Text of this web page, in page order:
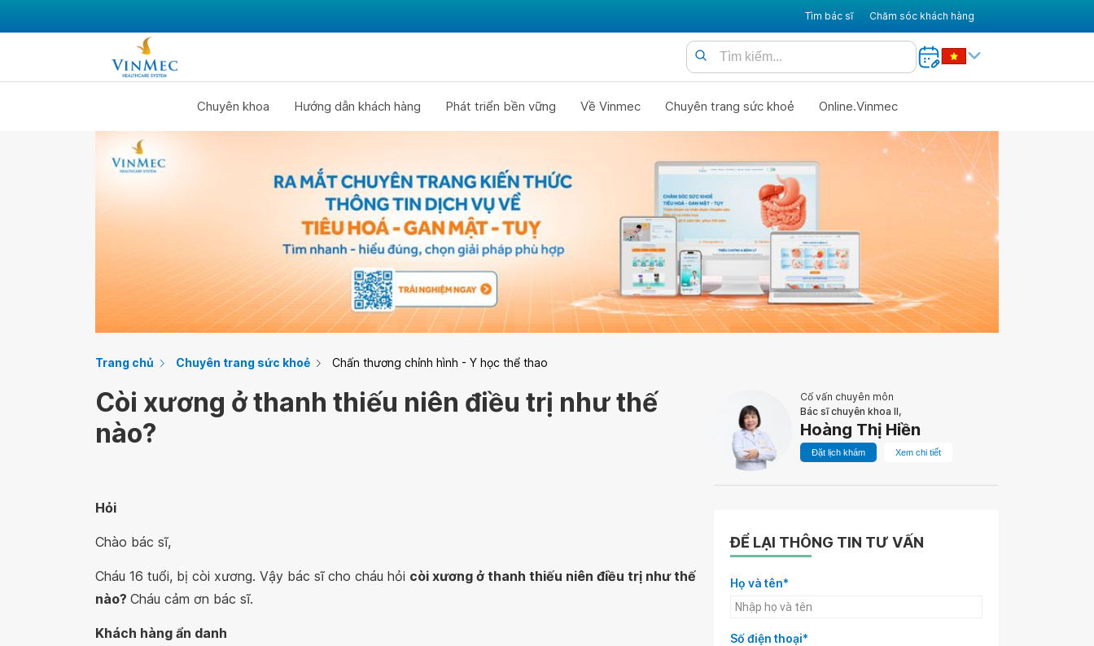
Tìm bác sĩ Chăm sóc khách hàng
Chuyên khoa Hướng dẫn khách hàng Phát triển bền vững Về Vinmec Chuyên trang sức khoẻ Online.Vinmec
Trang chủ Chuyên trang sức khoẻ Chấn thương chỉnh hình - Y học thể thao
Còi xương ở thanh thiếu niên điều trị như thế
nào?
Cố vấn chuyên môn
Bác sĩ chuyên khoa II,
Hoàng Thị Hiền
Đặt lịch khám Xem chi tiết
Hỏi
Chào bác sĩ,
Cháu 16 tuổi, bị còi xương. Vậy bác sĩ cho cháu hỏi còi xương ở thanh thiếu niên điều trị như thế
nào? Cháu cảm ơn bác sĩ.
Khách hàng ẩn danh
ĐỂ LẠI THÔNG TIN TƯ VẤN
Họ và tên*
Số điện thoại*